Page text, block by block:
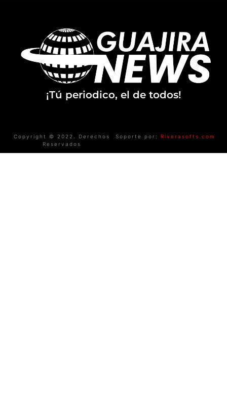
¡Tú periodico, el de todos!
Copyright © 2022. Derechos
Reservados
Soporte por: Riverasofts.com